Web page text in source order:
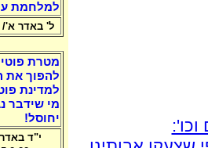
למלחמת
ל' באדר א'/
מטרת
להפוך את
למדינת
מי שידבר
יחוסל!
י"ד